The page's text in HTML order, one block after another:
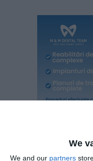
We
We and our partners